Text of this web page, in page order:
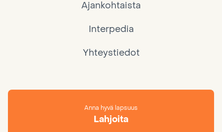
Ajankohtaista
Interpedia
Yhteystiedot
Anna hyvä lapsuus
Lahjoita